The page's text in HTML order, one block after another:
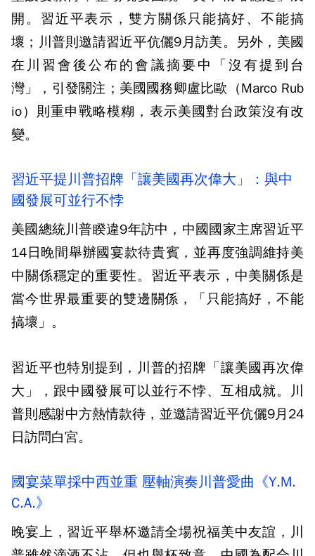
開。習近平表示，雙方關係只能搞好、不能搞
壞；川普則邀請習近平伉儷9月訪美。另外，美國
在川習會後公布的會議摘要中「沒有提到台
灣」，引發關注；美國國務卿盧比歐（Marco Rub
io）則重申戰略模糊，表示美國對台政策沒有改
變。
習近平提川普招牌「讓美國再次偉大」：與中
國發展可並行不悖
美國總統川普睽違9年訪中，中國國家主席習近平
14日晚間舉辦國宴款待貴賓，並再度強調維持美
中關係穩定的重要性。習近平表示，中美關係是
當今世界最重要的雙邊關係，「只能搞好，不能
搞壞」。
習近平也特別提到，川普的招牌「讓美國再次偉
大」，跟中國發展可以並行不悖、互相成就。川
普則感謝中方熱情款待，並邀請習近平伉儷9月24
日訪問白宮。
國宴菜單採中西並重 壓軸演奏川普愛曲《Y.M.
C.A.》
晚宴上，習近平舉杯邀請全場祝福美中友誼，川